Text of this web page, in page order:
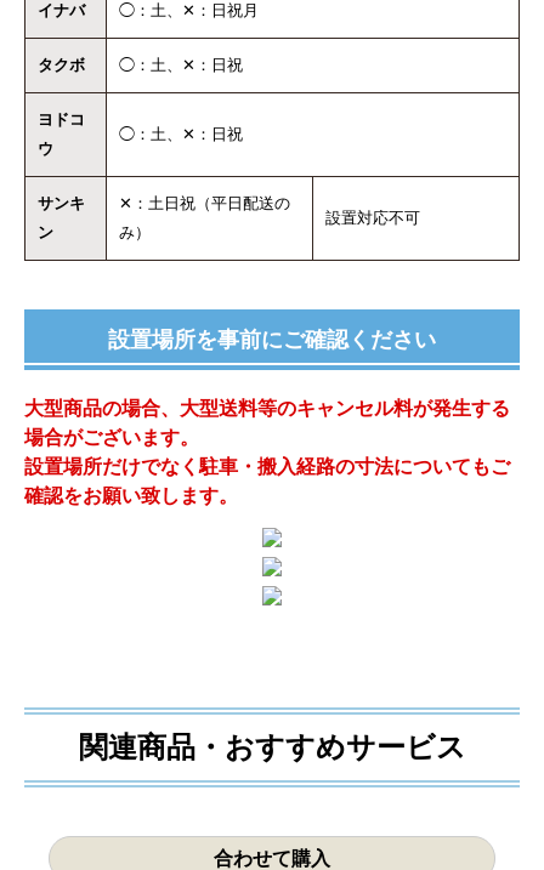
イナバ ◯：土、✕：日祝月
タクボ ◯：土、✕：日祝
ヨドコ
ウ
◯：土、✕：日祝
サンキ
ン
✕：土日祝（平日配送の
み）
設置対応不可
設置場所を事前にご確認ください
大型商品の場合、大型送料等のキャンセル料が発生する
場合がございます。
設置場所だけでなく駐車・搬入経路の寸法についてもご
確認をお願い致します。
関連商品・おすすめサービス
合わせて購入